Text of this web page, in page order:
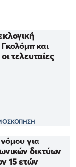
και
τελευταίες
για
δικτύων
15 ετών